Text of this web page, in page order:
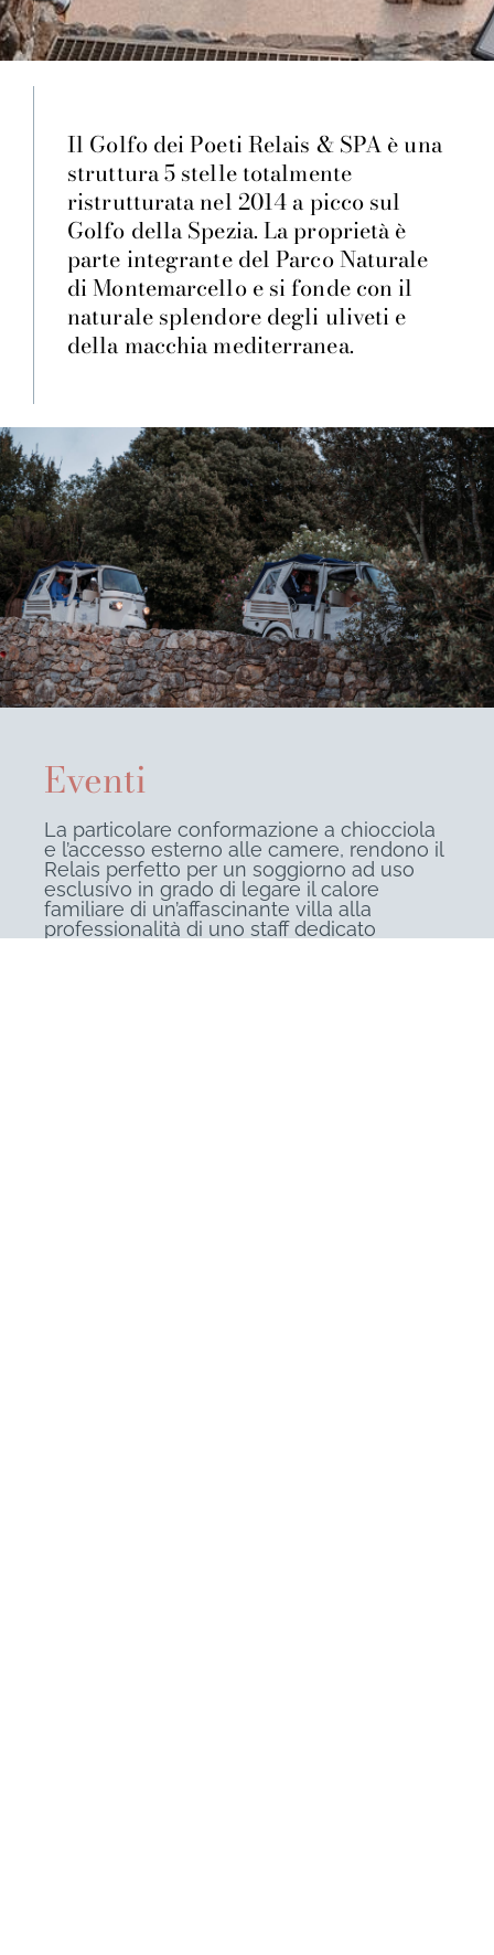
Il Golfo dei Poeti Relais & SPA è una
struttura 5 stelle totalmente
ristrutturata nel 2014 a picco sul
Golfo della Spezia. La proprietà è
parte integrante del Parco Naturale
di Montemarcello e si fonde con il
naturale splendore degli uliveti e
della macchia mediterranea.
Eventi
La particolare conformazione a chiocciola
e l’accesso esterno alle camere, rendono il
Relais perfetto per un soggiorno ad uso
esclusivo in grado di legare il calore
familiare di un’affascinante villa alla
professionalità di uno staff dedicato